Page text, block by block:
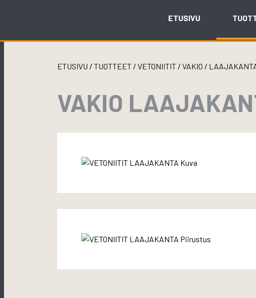
ETUSIVU
ETUSIVU /TUOTTEET /VETONIITIT /VAKIO /
VAKIO